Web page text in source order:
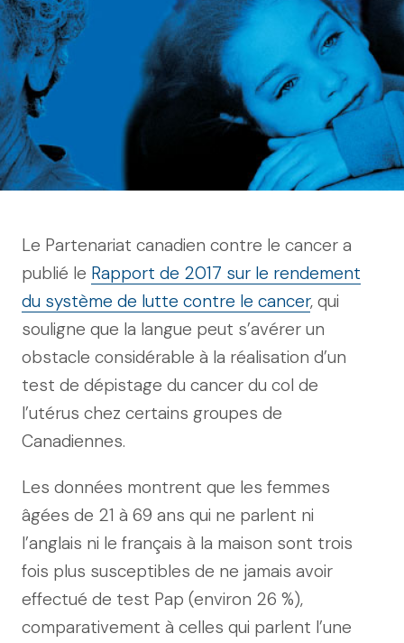
Le Partenariat canadien contre le cancer a
publié le Rapport de 2017 sur le rendement
du système de lutte contre le cancer, qui
souligne que la langue peut s’avérer un
obstacle considérable à la réalisation d’un
test de dépistage du cancer du col de
l’utérus chez certains groupes de
Canadiennes.
Les données montrent que les femmes
âgées de 21 à 69 ans qui ne parlent ni
l’anglais ni le français à la maison sont trois
fois plus susceptibles de ne jamais avoir
effectué de test Pap (environ 26 %),
comparativement à celles qui parlent l’une